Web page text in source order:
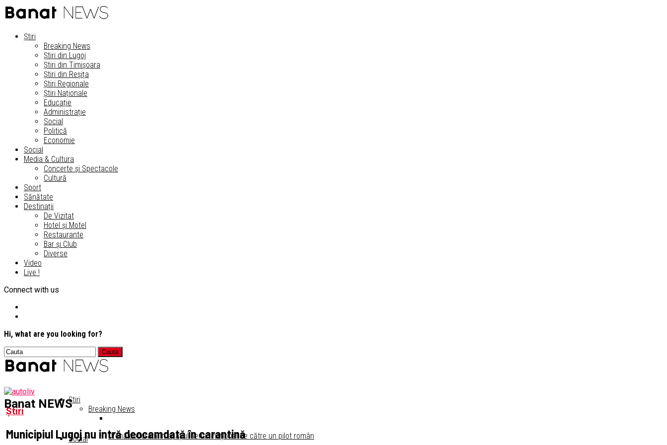
Știri
Breaking News
Știri din Lugoj
Știri din Timișoara
Știri din Reșița
Știri Regionale
Știri Naționale
Educație
Administrație
Social
Politică
Economie
Social
Media & Cultura
Concerte și Spectacole
Cultură
Sport
Sănătate
Destinații
De Vizitat
Hotel și Motel
Restaurante
Bar și Club
Diverse
Video
Live !
Connect with us
Hi, what are you looking for?
Banat NEWSȘtiri
Breaking News
Dronă doborâtă în spaţiul aerian naţional de către un pilot român
Social
Știri
Municipiul Lugoj nu intră deocamdată în carantină